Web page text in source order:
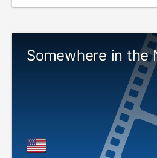
Somewhere in the